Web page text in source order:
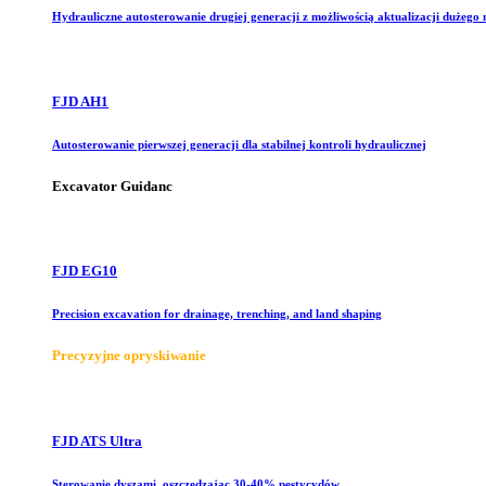
Hydrauliczne autosterowanie drugiej generacji z możliwością aktualizacji dużego
FJD AH1
Autosterowanie pierwszej generacji dla stabilnej kontroli hydraulicznej
Excavator Guidanc
FJD EG10
Precision excavation for drainage, trenching, and land shaping
Precyzyjne opryskiwanie
FJD ATS Ultra
Sterowanie dyszami, oszczędzając 30-40% pestycydów